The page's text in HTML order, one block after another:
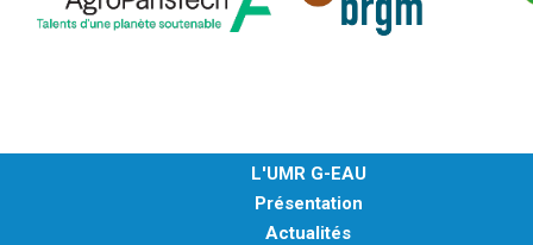
L'UMR G-EAU
Présentation
Actualités